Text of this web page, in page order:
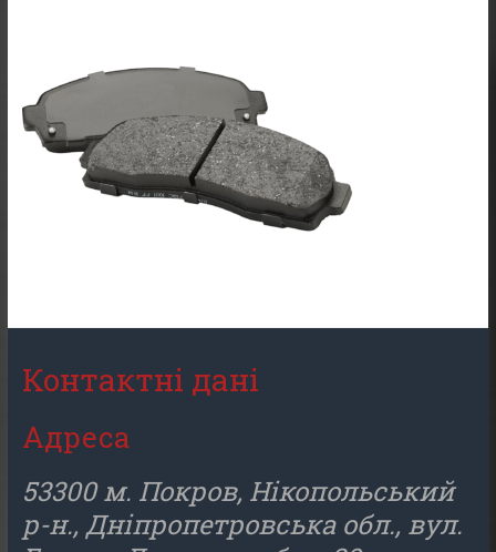
Контактні дані
Адреса
53300 м. Покров, Нікопольський
р-н., Дніпропетровська обл., вул.